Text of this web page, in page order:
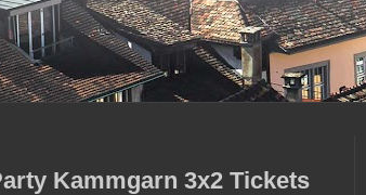
Kammgarn 3x2 Tickets